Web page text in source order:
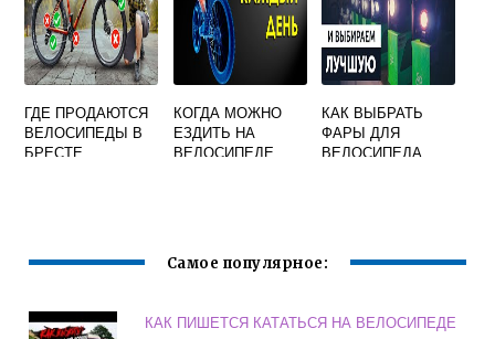
ГДЕ ПРОДАЮТСЯ
ВЕЛОСИПЕДЫ В
БРЕСТЕ
КОГДА МОЖНО
ЕЗДИТЬ НА
ВЕЛОСИПЕДЕ
КАК ВЫБРАТЬ
ФАРЫ ДЛЯ
ВЕЛОСИПЕДА
Самое популярное:
КАК ПИШЕТСЯ КАТАТЬСЯ НА ВЕЛОСИПЕДЕ